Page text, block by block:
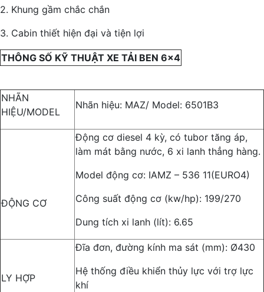
2. Khung gầm chắc chắn
3. Cabin thiết hiện đại và tiện lợi
THÔNG SỐ KỸ THUẬT XE TẢI BEN 6×4
NHÃN
HIỆU/MODEL
Nhãn hiệu: MAZ/ Model: 6501B3
ĐỘNG CƠ
Động cơ diesel 4 kỳ, có tubor tăng áp,
làm mát bằng nước, 6 xi lanh thẳng hàng.
Model động cơ: IAMZ – 536 11(EURO4)
Công suất động cơ (kw/hp): 199/270
Dung tích xi lanh (lít): 6.65
LY HỢP
Đĩa đơn, đường kính ma sát (mm): Ø430
Hệ thống điều khiển thủy lực với trợ lực
khí